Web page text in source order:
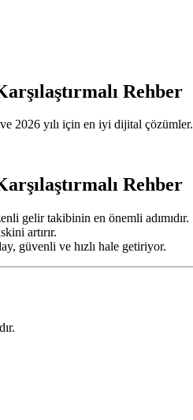
Rehber
2026 yılı için en iyi dijital çözümler.
Rehber
gelir takibinin en önemli adımıdır.
artırır.
güvenli ve hızlı hale getiriyor.